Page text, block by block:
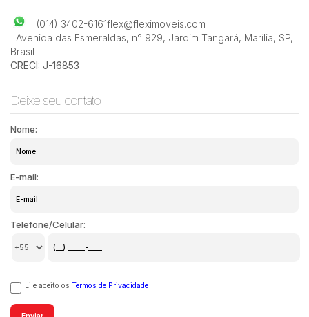
(014) 3402-6161flex@fleximoveis.com
Avenida das Esmeraldas, n° 929, Jardim Tangará, Marília, SP,
Brasil
CRECI: J-16853
Deixe seu contato
Nome:
E-mail:
Telefone/Celular:
Li e aceito os Termos de Privacidade